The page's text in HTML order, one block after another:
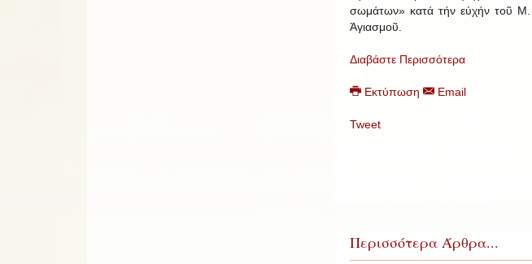
σωμάτων» κατά τήν εὐχήν τοῦ Μ.
Ἁγιασμοῦ.
Διαβάστε Περισσότερα
Εκτύπωση Email
Tweet
Περισσότερα Άρθρα...